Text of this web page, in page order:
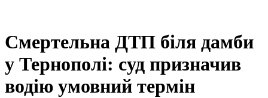
Смертельна ДТП біля дамби
у Тернополі: суд призначив
водію умовний термін